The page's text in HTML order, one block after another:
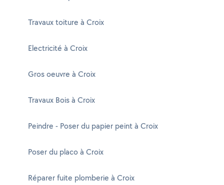
Travaux toiture à Croix
Electricité à Croix
Gros oeuvre à Croix
Travaux Bois à Croix
Peindre - Poser du papier peint à Croix
Poser du placo à Croix
Réparer fuite plomberie à Croix